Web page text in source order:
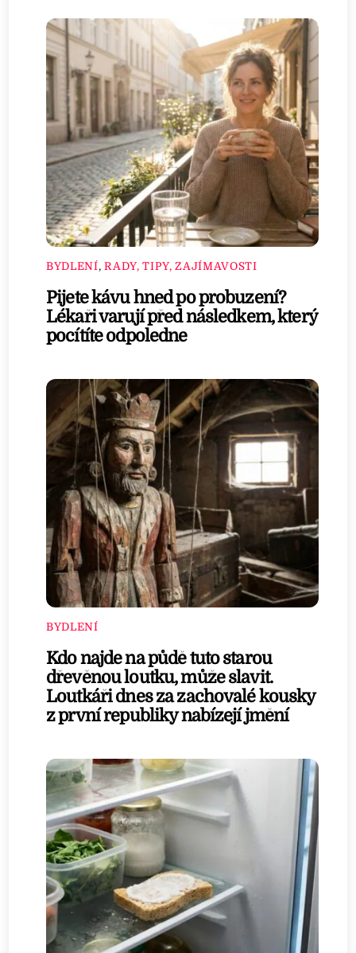
BYDLENÍ,RADY, TIPY, ZAJÍMAVOSTI
Pijete kávu hned po probuzení?
Lékaři varují před následkem, který
pocítíte odpoledne
BYDLENÍ
Kdo najde na půdě tuto starou
dřevěnou loutku, může slavit.
Loutkáři dnes za zachovalé kousky
z první republiky nabízejí jmění